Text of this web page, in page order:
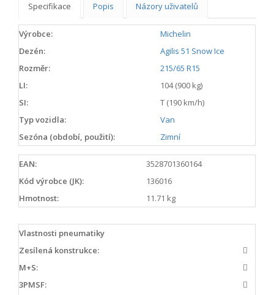
Specifikace Popis Názory uživatelů
Výrobce:
Michelin
Dezén:
Agilis 51 Snow Ice
Rozměr:
215/65 R15
LI:
104 (900 kg)
SI:
T (190 km/h)
Typ vozidla:
Van
Sezóna (období, použití):
Zimní
EAN:
3528701360164
Kód výrobce (JK):
136016
Hmotnost:
11.71 kg
Vlastnosti pneumatiky
Zesílená konstrukce:
M+S:
3PMSF: